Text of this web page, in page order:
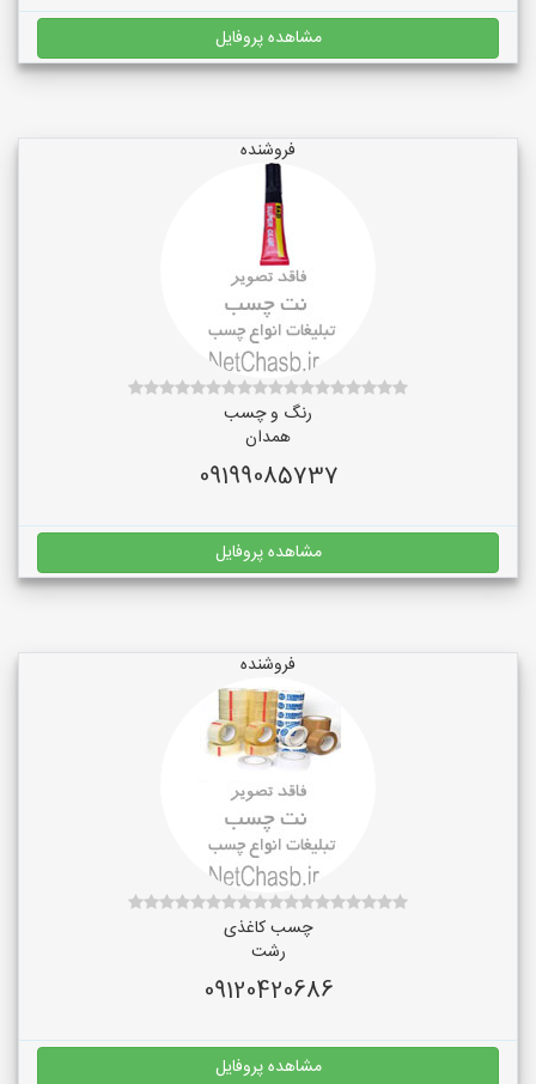
مشاهده پروفایل
فروشنده
رنگ و چسب
همدان
09199085737
مشاهده پروفایل
فروشنده
چسب کاغذی
رشت
09120420686
مشاهده پروفایل